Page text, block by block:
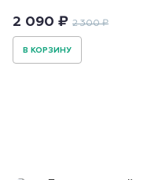
2 090 ₽ 2 300 ₽
В КОРЗИНУ